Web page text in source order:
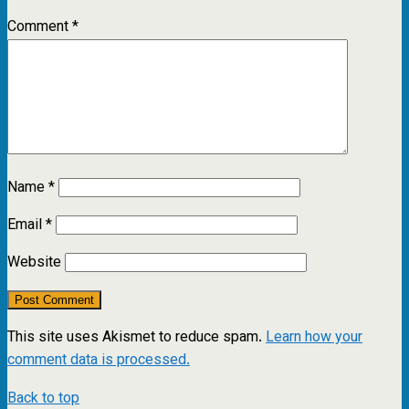
Comment*
Name*
Email*
Website
This site uses Akismet to reduce spam. Learn how your
comment data is processed.
Back to top